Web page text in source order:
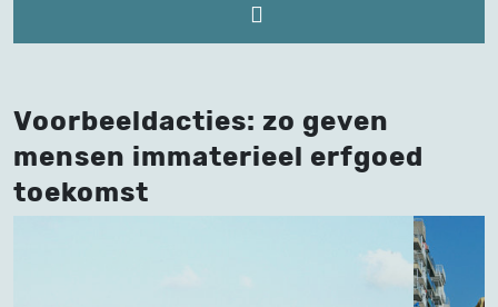
Voorbeeldacties: zo geven
mensen immaterieel erfgoed
toekomst